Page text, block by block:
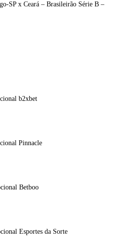
SP x Ceará – Brasileirão Série B –
b2xbet
Pinnacle
Betboo
Esportes da Sorte